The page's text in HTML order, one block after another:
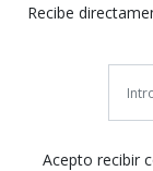
Recibe
Acepto recibir